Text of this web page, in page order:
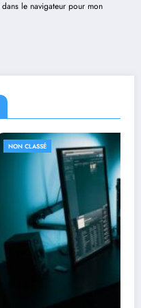
le navigateur pour mon